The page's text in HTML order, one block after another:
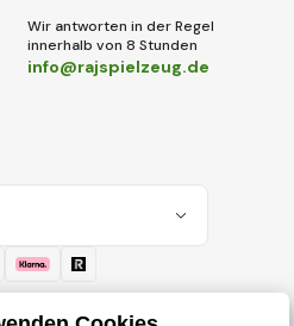
Wir antworten in der Regel
innerhalb von 8 Stunden
info@rajspielzeug.de